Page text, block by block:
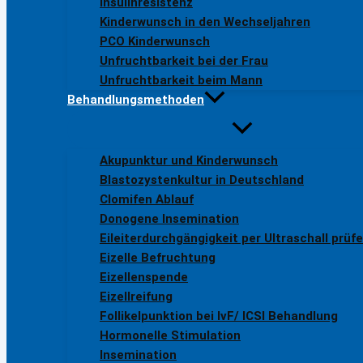
Kinderwunsch in den Wechseljahren
PCO Kinderwunsch
Unfruchtbarkeit bei der Frau
Unfruchtbarkeit beim Mann
Behandlungsmethoden
Akupunktur und Kinderwunsch
Blastozystenkultur in Deutschland
Clomifen Ablauf
Donogene Insemination
Eileiterdurchgängigkeit per Ultraschall
Eizelle Befruchtung
Eizellenspende
Eizellreifung
Follikelpunktion bei IvF/ ICSI Behandlung
Hormonelle Stimulation
Insemination